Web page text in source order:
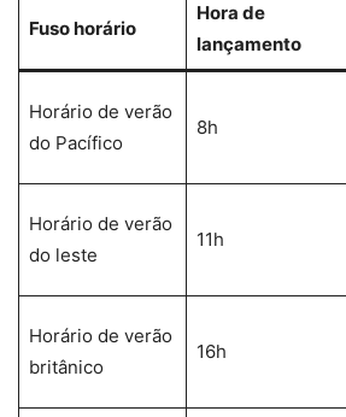
Fuso horário
Hora de
lançamento
Horário de verão
do Pacífico
8h
Horário de verão
do leste
11h
Horário de verão
britânico
16h